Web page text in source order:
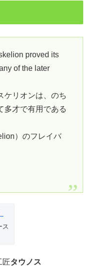
proved its
of the later
ケリオンは、のち
多才で有用である
）のフレイバ
ス
匠タウノス